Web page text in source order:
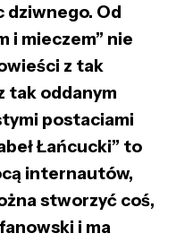
dziwnego. Od
i mieczem” nie
z tak
tak oddanym
postaciami
Łańcucki” to
internautów,
stworzyć coś,
i ma